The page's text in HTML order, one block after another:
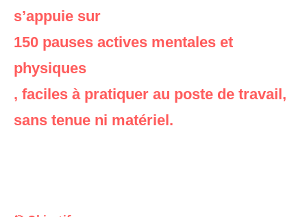
s’appuie sur
150 pauses actives mentales et
physiques
, faciles à pratiquer au poste de travail,
sans tenue ni matériel.